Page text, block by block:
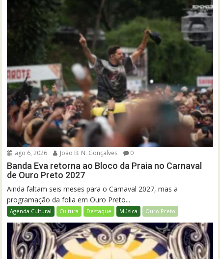
ago 6, 2026 João B. N. Gonçalves 0
Banda Eva retorna ao Bloco da Praia no Carnaval
de Ouro Preto 2027
Ainda faltam seis meses para o Carnaval 2027, mas a
programação da folia em Ouro Preto...
Agenda Cultural Cultura Destaque Música Ouro Preto